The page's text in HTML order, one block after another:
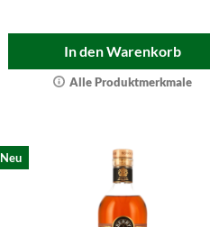
In den Warenkorb
Alle Produktmerkmale
Neu